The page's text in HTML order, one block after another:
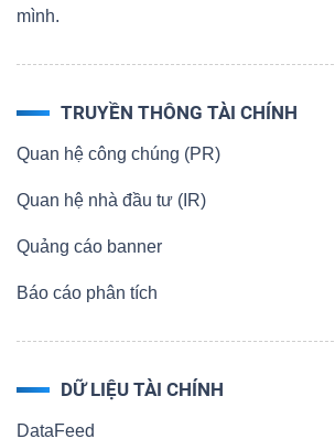
mình.
TRUYỀN THÔNG TÀI CHÍNH
Quan hệ công chúng (PR)
Quan hệ nhà đầu tư (IR)
Quảng cáo banner
Báo cáo phân tích
DỮ LIỆU TÀI CHÍNH
DataFeed